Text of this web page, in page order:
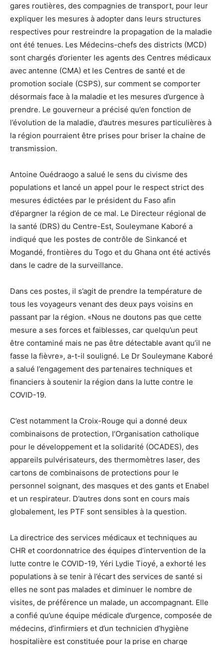
gares routières, des compagnies de transport, pour leur
expliquer les mesures à adopter dans leurs structures
respectives pour restreindre la propagation de la maladie
ont été tenues. Les Médecins-chefs des districts (MCD)
sont chargés d’orienter les agents des Centres médicaux
avec antenne (CMA) et les Centres de santé et de
promotion sociale (CSPS), sur comment se comporter
désormais face à la maladie et les mesures d’urgence à
prendre. Le gouverneur a précisé qu’en fonction de
l’évolution de la maladie, d’autres mesures particulières à
la région pourraient être prises pour briser la chaine de
transmission.
Antoine Ouédraogo a salué le sens du civisme des
populations et lancé un appel pour le respect strict des
mesures édictées par le président du Faso afin
d’épargner la région de ce mal. Le Directeur régional de
la santé (DRS) du Centre-Est, Souleymane Kaboré a
indiqué que les postes de contrôle de Sinkancé et
Mogandé, frontières du Togo et du Ghana ont été activés
dans le cadre de la surveillance.
Dans ces postes, il s’agit de prendre la température de
tous les voyageurs venant des deux pays voisins en
passant par la région. «Nous ne doutons pas que cette
mesure a ses forces et faiblesses, car quelqu’un peut
être contaminé mais ne pas être détectable avant qu’il ne
fasse la fièvre», a-t-il souligné. Le Dr Souleymane Kaboré
a salué l’engagement des partenaires techniques et
financiers à soutenir la région dans la lutte contre le
COVID-19.
C’est notamment la Croix-Rouge qui a donné deux
combinaisons de protection, l’Organisation catholique
pour le développement et la solidarité (OCADES), des
appareils pulvérisateurs, des thermomètres laser, des
cartons de combinaisons de protections pour le
personnel soignant, des masques et des gants et Enabel
et un respirateur. D’autres dons sont en cours mais
globalement, les PTF sont sensibles à la question.
La directrice des services médicaux et techniques au
CHR et coordonnatrice des équipes d’intervention de la
lutte contre le COVID-19, Yéri Lydie Tioyé, a exhorté les
populations à se tenir à l’écart des services de santé si
elles ne sont pas malades et diminuer le nombre de
visites, de préférence un malade, un accompagnant. Elle
a confié qu’une équipe médicale d’urgence, composée de
médecins, d’infirmiers et d’un technicien d’hygiène
hospitalière est constituée pour la prise en charge